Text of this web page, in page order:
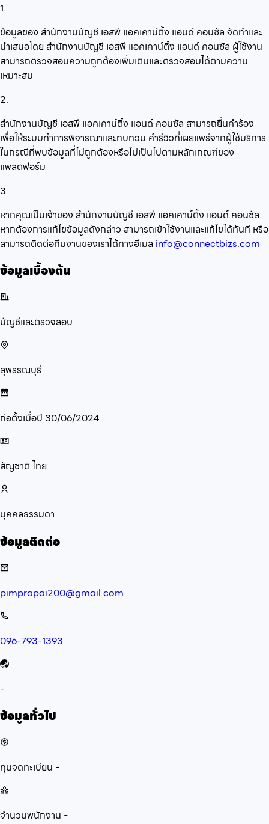
1.
ข้อมูลของ สำนักงานบัญชี เอสพี แอคเคาน์ติ้ง แอนด์ คอนซัล จัดทำและ
นำเสนอโดย สำนักงานบัญชี เอสพี แอคเคาน์ติ้ง แอนด์ คอนซัล ผู้ใช้งาน
สามารถตรวจสอบความถูกต้องเพิ่มเติมและตรวจสอบได้ตามความ
เหมาะสม
2.
สำนักงานบัญชี เอสพี แอคเคาน์ติ้ง แอนด์ คอนซัล สามารถยื่นคำร้อง
เพื่อให้ระบบทำการพิจารณาและทบทวน คำรีวิวที่เผยแพร่จากผู้ใช้บริการ
ในกรณีที่พบข้อมูลที่ไม่ถูกต้องหรือไม่เป็นไปตามหลักเกณฑ์ของ
แพลตฟอร์ม
3.
หากคุณเป็นเจ้าของ สำนักงานบัญชี เอสพี แอคเคาน์ติ้ง แอนด์ คอนซัล
หากต้องการแก้ไขข้อมูลดังกล่าว สามารถเข้าใช้งานและแก้ไขได้ทันที หรือ
สามารถติดต่อทีมงานของเราได้ทางอีเมล info@connectbizs.com
ข้อมูลเบื้องต้น
บัญชีและตรวจสอบ
สุพรรณบุรี
ก่อตั้งเมื่อปี 30/06/2024
สัญชาติ ไทย
บุคคลธรรมดา
ข้อมูลติดต่อ
pimprapai200@gmail.com
096-793-1393
-
ข้อมูลทั่วไป
ทุนจดทะเบียน -
จำนวนพนักงาน -